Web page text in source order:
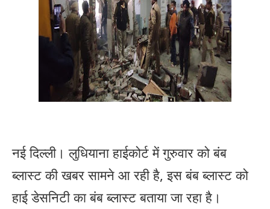
नई दिल्ली। लुधियाना हाईकोर्ट में गुरुवार को बंब
ब्लास्ट की खबर सामने आ रही है, इस बंब ब्लास्ट को
हाई डेसनिटी का बंब ब्लास्ट बताया जा रहा है।